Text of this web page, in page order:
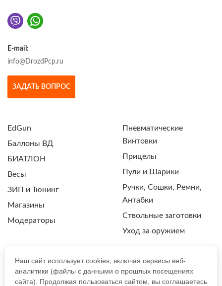
E-mail:
info@DrozdPcp.ru
ЗАДАТЬ ВОПРОС
EdGun
Баллоны ВД
БИАТЛОН
Весы
ЗИП и Тюнинг
Магазины
Модераторы
Пневматические
Винтовки
Прицелы
Пули и Шарики
Ручки, Сошки, Ремни,
Антабки
Ствольные заготовки
Уход за оружием
ПОЛИТИКА КОНФИДЕНЦИАЛЬНОСТИ
Наш сайт использует cookies, включая сервисы веб-
аналитики (файлы с данными о прошлых посещениях
сайта). Продолжая пользоваться сайтом, вы соглашаетесь